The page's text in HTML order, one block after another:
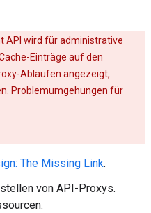
API wird für administrative
Einträge auf den
Abläufen angezeigt,
Problemumgehungen für
The Missing Link.
von API-Proxys.